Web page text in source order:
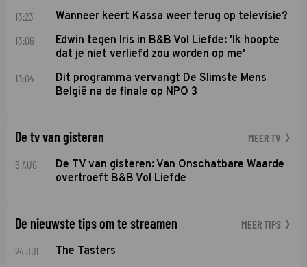
13:23 Wanneer keert Kassa weer terug op televisie?
13:06
Edwin tegen Iris in B&B Vol Liefde: 'Ik hoopte
dat je niet verliefd zou worden op me'
13:04
Dit programma vervangt De Slimste Mens
België na de finale op NPO 3
De tv van gisteren MEER TV
6 AUG
De TV van gisteren: Van Onschatbare Waarde
overtroeft B&B Vol Liefde
De nieuwste tips om te streamen MEER TIPS
24 JUL The Tasters